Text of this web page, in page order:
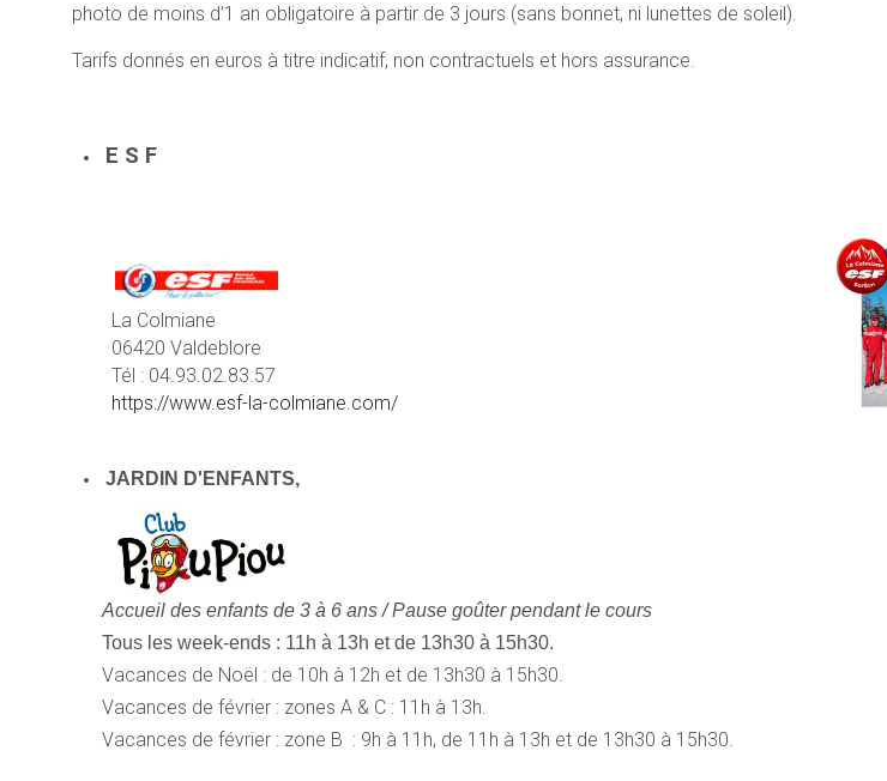
photo de moins d’1 an obligatoire à partir de 3 jours (sans bonnet, ni lunettes de soleil).
Tarifs donnés en euros à titre indicatif, non contractuels et hors assurance.
E S F
La Colmiane
06420 Valdeblore
Tél : 04.93.02.83.57
https://www.esf-la-colmiane.com/
JARDIN D'ENFANTS,
Accueil des enfants de 3 à 6 ans /Pause goûter pendant le cours
Tous les week-ends : 11h à 13h et de 13h30 à 15h30.
Vacances de Noël : de 10h à 12h et de 13h30 à 15h30.
Vacances de février : zones A & C : 11h à 13h.
Vacances de février : zone B : 9h à 11h, de 11h à 13h et de 13h30 à 15h30.